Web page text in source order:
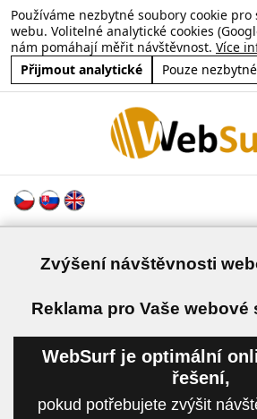
Používáme nezbytné soubory cookie
webu. Volitelné analytické cookies
nám pomáhají měřit návštěvnost. Více
Přijmout analytické
Pouze nezbytné
Zvýšení návštěvnosti
Reklama pro Vaše webové
WebSurf je optimální
řešení,
pokud potřebujete zvýšit